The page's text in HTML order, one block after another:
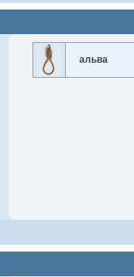
альва